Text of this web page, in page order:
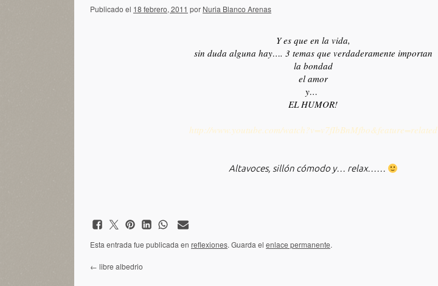
Publicado el 18 febrero, 2011 por Nuria Blanco Arenas
Y es que en la vida,
sin duda alguna hay…. 3 temas que verdaderamente importan
la bondad
el amor
y…
EL HUMOR!
http://www.youtube.com/watch?v=v7fIbBnMfbo&feature=related
Altavoces, sillón cómodo y… relax……
Esta entrada fue publicada en reflexiones. Guarda el enlace permanente.
← libre albedrio